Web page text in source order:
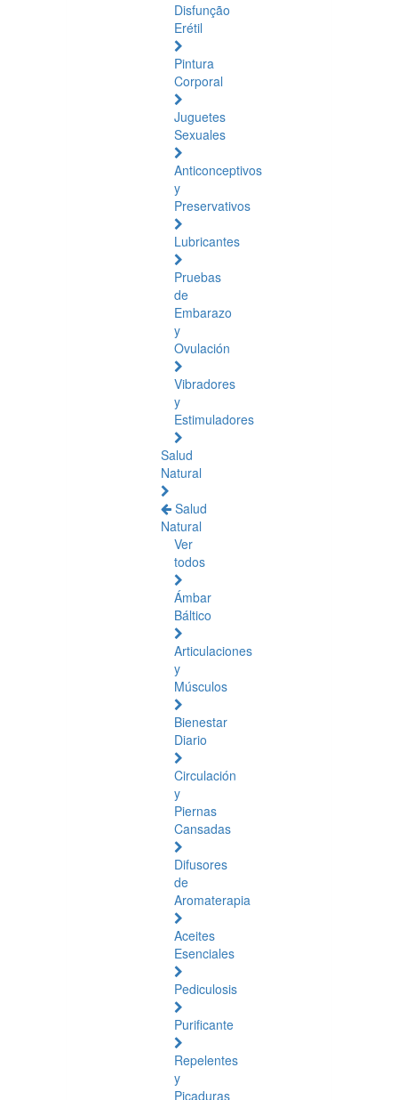
Disfunção
Erétil
Pintura
Corporal
Juguetes
Sexuales
Anticonceptivos
y
Preservativos
Lubricantes
Pruebas
de
Embarazo
y
Ovulación
Vibradores
y
Estimuladores
Salud
Natural
Salud
Natural
Ver
todos
Ámbar
Báltico
Articulaciones
y
Músculos
Bienestar
Diario
Circulación
y
Piernas
Cansadas
Difusores
de
Aromaterapia
Aceites
Esenciales
Pediculosis
Purificante
Repelentes
y
Picaduras